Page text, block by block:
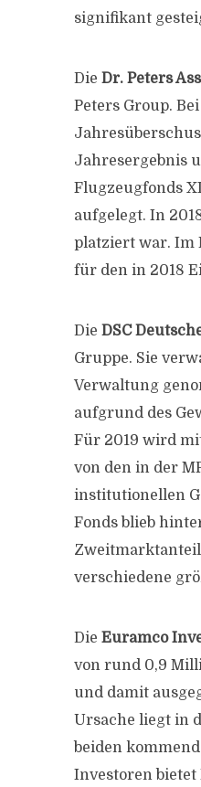
signifikant
Die Dr. Peters
Peters Group.
Jahresergebnis
Flugzeugfonds
aufgelegt. In
platziert war. Im
für den in 2018
Die DSC
Gruppe. Sie
Verwaltung
aufgrund des
Für 2019 wird
von den in der
institutionellen
Fonds blieb
verschiedene
Die Euramco
von rund 0,9
und damit
Ursache liegt in
beiden
Investoren bietet